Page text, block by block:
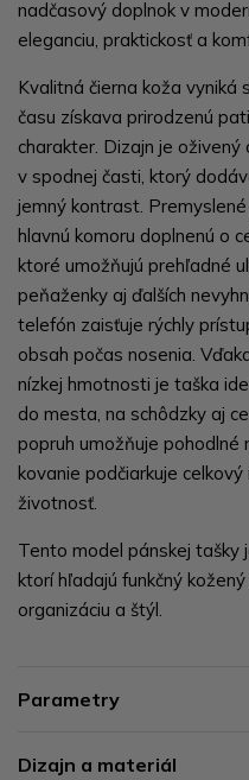
nadčasový doplnok v
eleganciu, praktickosť a
Kvalitná čierna koža
času získava prirodzenú
charakter. Dizajn je
v spodnej časti, ktorý
jemný kontrast.
hlavnú komoru doplnenú o
ktoré umožňujú prehľadné
peňaženky aj ďalších
telefón zaisťuje rýchly
obsah počas nosenia.
nízkej hmotnosti je taška
do mesta, na schôdzky aj
popruh umožňuje pohodlné
kovanie podčiarkuje
životnosť.
Tento model pánskej tašky
ktorí hľadajú funkčný
organizáciu a štýl.
Parametry
Dizajn a materiál